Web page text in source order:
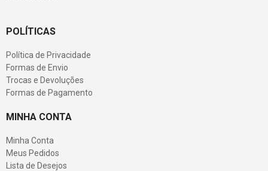
POLÍTICAS
Política de Privacidade
Formas de Envio
Trocas e Devoluções
Formas de Pagamento
MINHA CONTA
Minha Conta
Meus Pedidos
Lista de Desejos